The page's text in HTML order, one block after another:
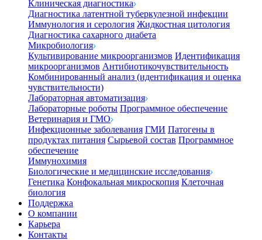
Клиническая диагностика
Диагностика латентной туберкулезной инфекции
Иммунология и серология Жидкостная цитология
Диагностика сахарного диабета
Микробиология
Культивирование микроорганизмов Идентификация
микроорганизмов Антибиотикочувствительность
Комбинированный анализ (идентификация и оценка
чувствительности)
Лабораторная автоматизация
Лабораторные роботы Программное обеспечение
Ветеринария и ГМО
Инфекционные заболевания ГМИ Патогены в
продуктах питания Сырьевой состав Программное
обеспечение
Иммунохимия
Биологические и медицинские исследования
Генетика Конфокальная микроскопия Клеточная
биология
Поддержка
О компании
Карьера
Контакты